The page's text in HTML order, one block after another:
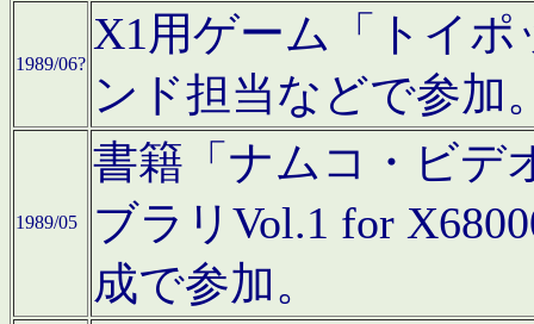
1989/06?
X1用ゲーム「トイ
ンド担当などで参加
1989/05
書籍「ナムコ・ビデ
ブラリVol.1 for
成で参加。